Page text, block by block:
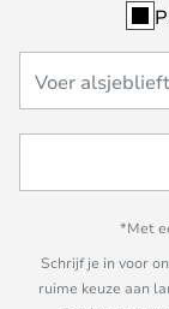
*Met
Schrijf je in voor
ruime keuze aan